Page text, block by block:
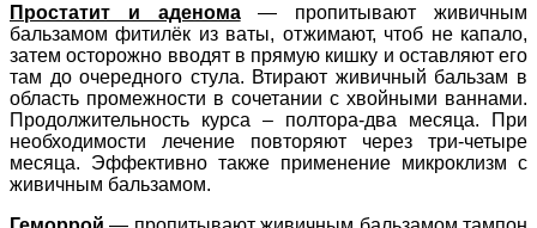
Простатит и аденома— пропитывают живичным
бальзамом фитилёк из ваты, отжимают, чтоб не капало,
затем осторожно вводят в прямую кишку и оставляют его
там до очередного стула. Втирают живичный бальзам в
область промежности в сочетании с хвойными ваннами.
Продолжительность курса – полтора-два месяца. При
необходимости лечение повторяют через три-четыре
месяца. Эффективно также применение микроклизм с
живичным бальзамом.